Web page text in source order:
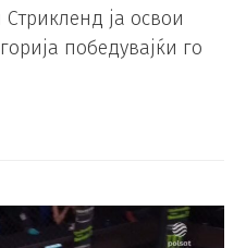
ја освои
победувајќи го